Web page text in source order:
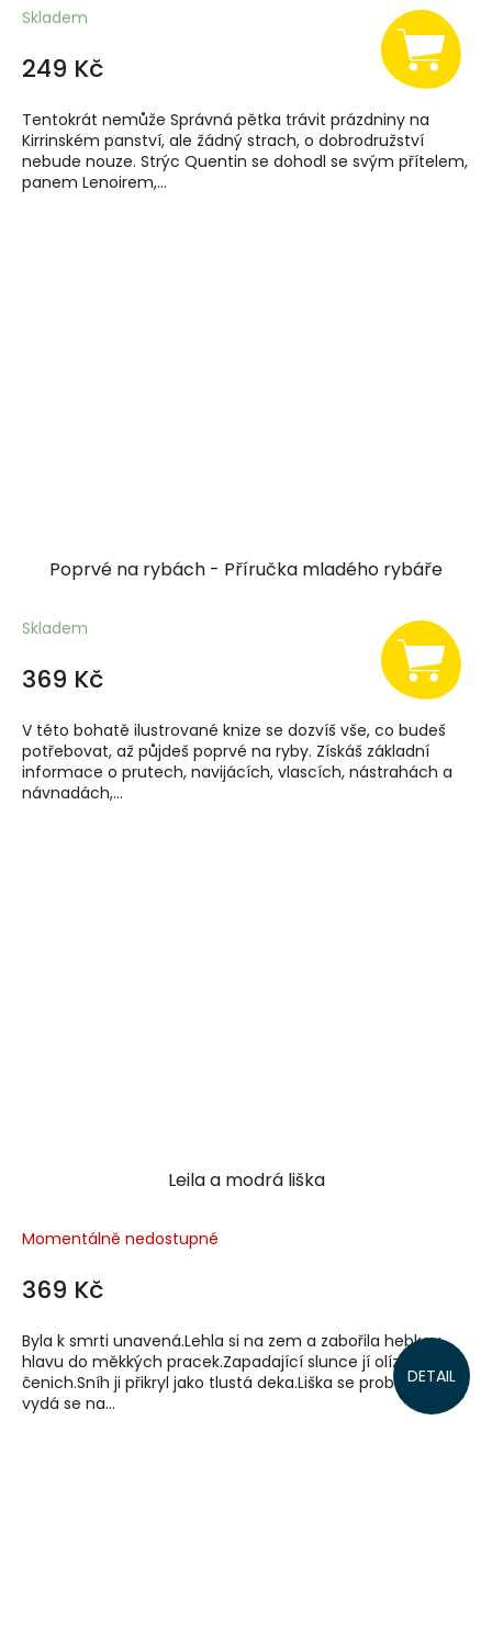
Skladem
249 Kč
Tentokrát nemůže Správná pětka trávit prázdniny na
Kirrinském panství, ale žádný strach, o dobrodružství
nebude nouze. Strýc Quentin se dohodl se svým přítelem,
panem Lenoirem,...
Poprvé na rybách - Příručka mladého rybáře
Skladem
369 Kč
V této bohatě ilustrované knize se dozvíš vše, co budeš
potřebovat, až půjdeš poprvé na ryby. Získáš základní
informace o prutech, navijácích, vlascích, nástrahách a
návnadách,...
Leila a modrá liška
Momentálně nedostupné
369 Kč
DETAIL
Byla k smrti unavená.Lehla si na zem a zabořila hebkou
hlavu do měkkých pracek.Zapadající slunce jí olízlo
čenich.Sníh ji přikryl jako tlustá deka.Liška se probudí a
vydá se na...